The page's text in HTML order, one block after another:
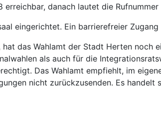
danach lautet die
eingerichtet. Ein barrierefreier
das Wahlamt der Stadt Herten noch
als auch für die
Das Wahlamt empfiehlt, im
nicht zurückzusenden. Es handelt